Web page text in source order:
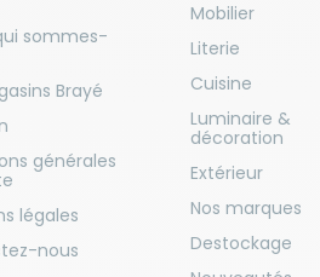
sommes-
Brayé
générales
légales
nous
Mobilier
Literie
Cuisine
Luminaire &
décoration
Extérieur
Nos marques
Destockage